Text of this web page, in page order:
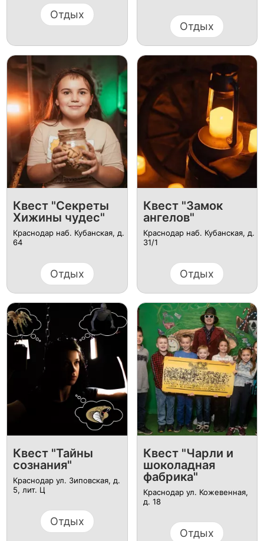
Отдых
Отдых
Квест "Секреты
Хижины чудес"
Краснодар наб. Кубанская, д.
64
Отдых
Квест "Замок
ангелов"
Краснодар наб. Кубанская, д.
31/1
Отдых
Квест "Тайны
сознания"
Краснодар ул. Зиповская, д.
5, лит. Ц
Отдых
Квест "Чарли и
шоколадная
фабрика"
Краснодар ул. Кожевенная,
д. 18
Отдых